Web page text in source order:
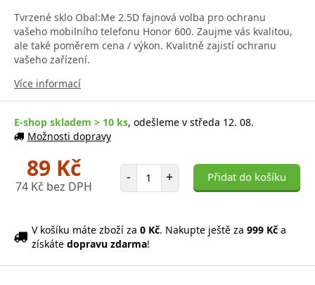
Tvrzené sklo Obal:Me 2.5D fajnová volba pro ochranu
vašeho mobilního telefonu Honor 600. Zaujme vás kvalitou,
ale také poměrem cena / výkon. Kvalitně zajistí ochranu
vašeho zařízení.
Více informací
E-shop skladem > 10 ks, odešleme v středa 12. 08.
Možnosti dopravy
89 Kč
74 Kč bez DPH
- Počet položek
+ Přidat do košíku
V košíku máte zboží za 0 Kč. Nakupte ještě za 999 Kč a
získáte dopravu zdarma!